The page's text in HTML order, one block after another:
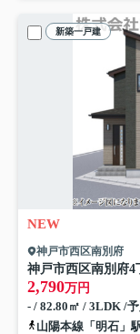
新築一戸建
NEW
神戸市西区南別府
神戸市西区南別府4
2,790万円
- / 82.80㎡ / 3LDK /
山陽本線「明石」駅